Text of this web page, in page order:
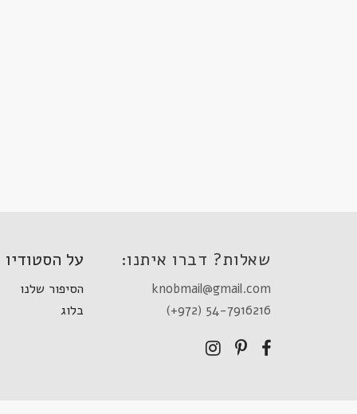
שאלות? דברו איתנו:
knobmail@gmail.com
(+972) 54-7916216
על הסטודיו
הסיפור שלנו
בלוג